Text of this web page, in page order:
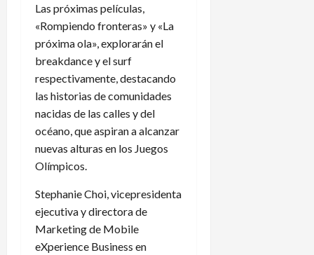
Las próximas películas,
«Rompiendo fronteras» y «La
próxima ola», explorarán el
breakdance y el surf
respectivamente, destacando
las historias de comunidades
nacidas de las calles y del
océano, que aspiran a alcanzar
nuevas alturas en los Juegos
Olímpicos.
Stephanie Choi, vicepresidenta
ejecutiva y directora de
Marketing de Mobile
eXperience Business en